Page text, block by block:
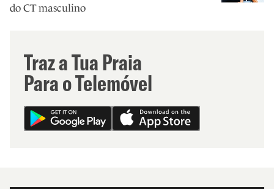
do CT masculino
Traz a Tua Praia
Para o Telemóvel